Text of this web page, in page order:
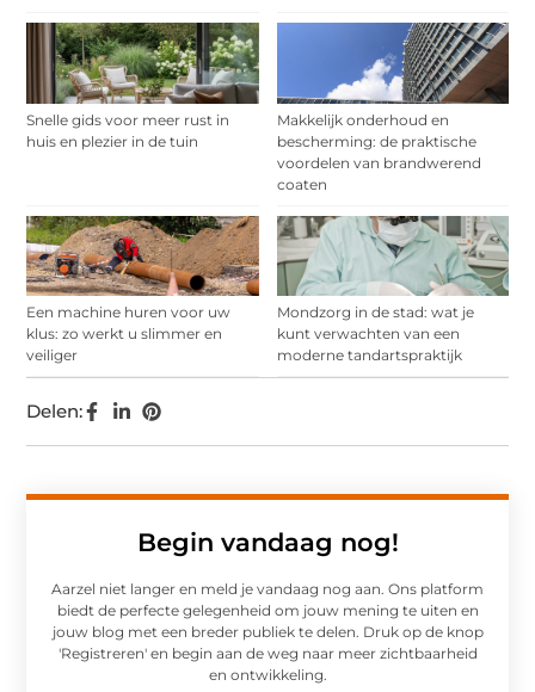
Snelle gids voor meer rust in
huis en plezier in de tuin
Makkelijk onderhoud en
bescherming: de praktische
voordelen van brandwerend
coaten
Een machine huren voor uw
klus: zo werkt u slimmer en
veiliger
Mondzorg in de stad: wat je
kunt verwachten van een
moderne tandartspraktijk
Begin vandaag nog!
Aarzel niet langer en meld je vandaag nog aan. Ons platform
biedt de perfecte gelegenheid om jouw mening te uiten en
jouw blog met een breder publiek te delen. Druk op de knop
'Registreren' en begin aan de weg naar meer zichtbaarheid
en ontwikkeling.
Delen: